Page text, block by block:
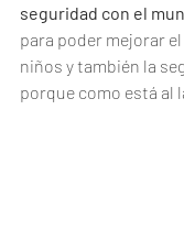
seguridad con el
para poder mejorar
niños y también la
porque como está al